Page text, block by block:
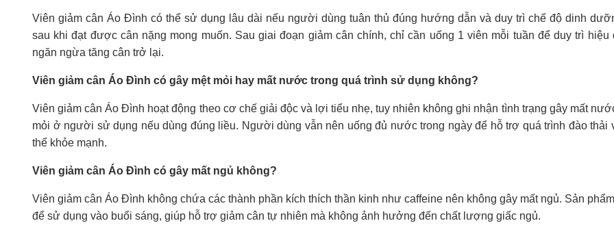
Viên giảm cân Áo Đình có thể sử dụng lâu dài nếu người dùng tuân thủ đúng hướng dẫn và duy trì chế độ dinh
sau khi đạt được cân nặng mong muốn. Sau giai đoạn giảm cân chính, chỉ cần uống 1 viên mỗi tuần để duy trì hiệu
ngăn ngừa tăng cân trở lại.
Viên giảm cân Áo Đình có gây mệt mỏi hay mất nước trong quá trình sử dụng không?
Viên giảm cân Áo Đình hoạt động theo cơ chế giải độc và lợi tiểu nhẹ, tuy nhiên không ghi nhận tình trạng gây mất
mỏi ở người sử dụng nếu dùng đúng liều. Người dùng vẫn nên uống đủ nước trong ngày để hỗ trợ quá trình đào thải
thể khỏe mạnh.
Viên giảm cân Áo Đình có gây mất ngủ không?
Viên giảm cân Áo Đình không chứa các thành phần kích thích thần kinh như caffeine nên không gây mất ngủ. Sản
để sử dụng vào buổi sáng, giúp hỗ trợ giảm cân tự nhiên mà không ảnh hưởng đến chất lượng giấc ngủ.